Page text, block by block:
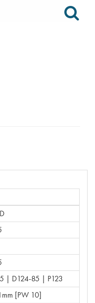
| D124-85 | P123
[PW 10]